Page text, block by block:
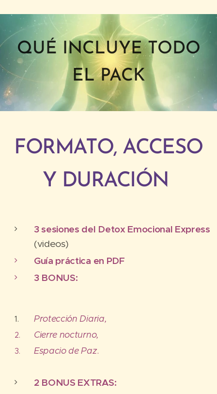
QUÉ INCLUYE TODO
EL PACK
FORMATO, ACCESO
Y DURACIÓN
3 sesiones del Detox Emocional Express
(videos)
Guía práctica en PDF
3 BONUS:
Protección Diaria,
Cierre nocturno,
Espacio de Paz.
2 BONUS EXTRAS: